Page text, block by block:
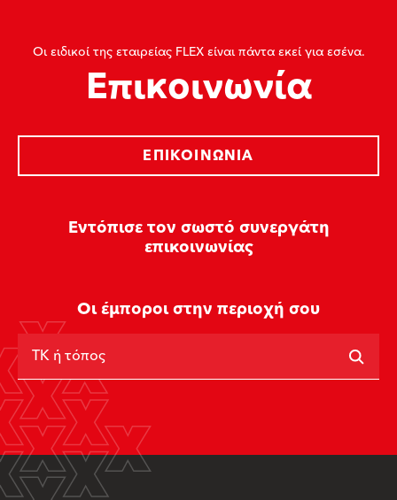
Οι ειδικοί της εταιρείας FLEX είναι πάντα εκεί για εσένα.
Επικοινωνία
Εντόπισε τον σωστό συνεργάτη
επικοινωνίας
ΕΠΙΚΟΙΝΩΝΊΑ
Οι έμποροι στην περιοχή σου
ΤΚ ή τόπος